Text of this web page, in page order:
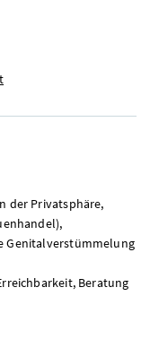
der Privatsphäre,
Genitalverstümmelung
Beratung